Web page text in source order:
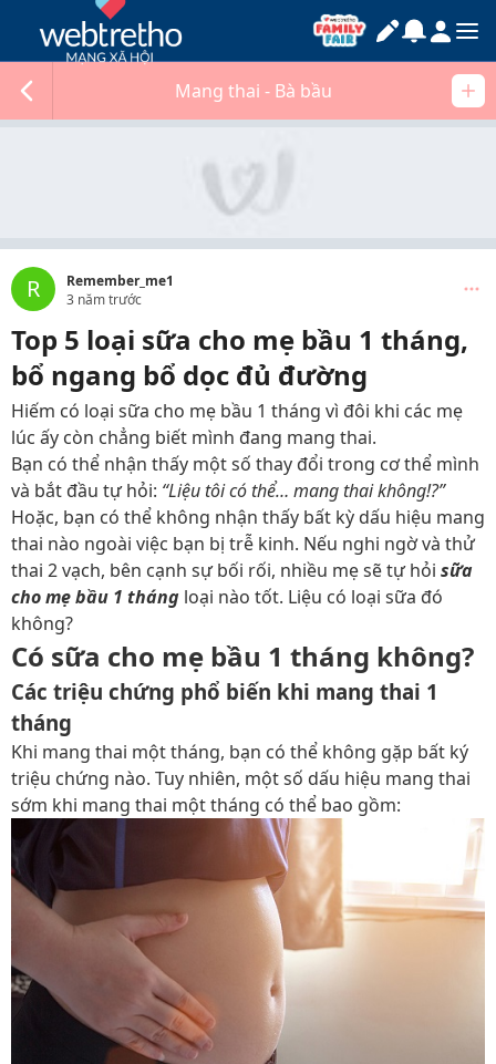
Mang thai - Bà bầu
R
Remember_me1
3 năm trước
Top 5 loại sữa cho mẹ bầu 1 tháng,
bổ ngang bổ dọc đủ đường
Hiếm có loại sữa cho mẹ bầu 1 tháng vì đôi khi các mẹ
lúc ấy còn chẳng biết mình đang mang thai.
Bạn có thể nhận thấy một số thay đổi trong cơ thể mình
và bắt đầu tự hỏi: “Liệu tôi có thể… mang thai không!?”
Hoặc, bạn có thể không nhận thấy bất kỳ dấu hiệu mang
thai nào ngoài việc bạn bị trễ kinh. Nếu nghi ngờ và thử
thai 2 vạch, bên cạnh sự bối rối, nhiều mẹ sẽ tự hỏi sữa
cho mẹ bầu 1 tháng loại nào tốt. Liệu có loại sữa đó
không?
Có sữa cho mẹ bầu 1 tháng không?
Các triệu chứng phổ biến khi mang thai 1
tháng
Khi mang thai một tháng, bạn có thể không gặp bất ký
triệu chứng nào. Tuy nhiên, một số dấu hiệu mang thai
sớm khi mang thai một tháng có thể bao gồm: